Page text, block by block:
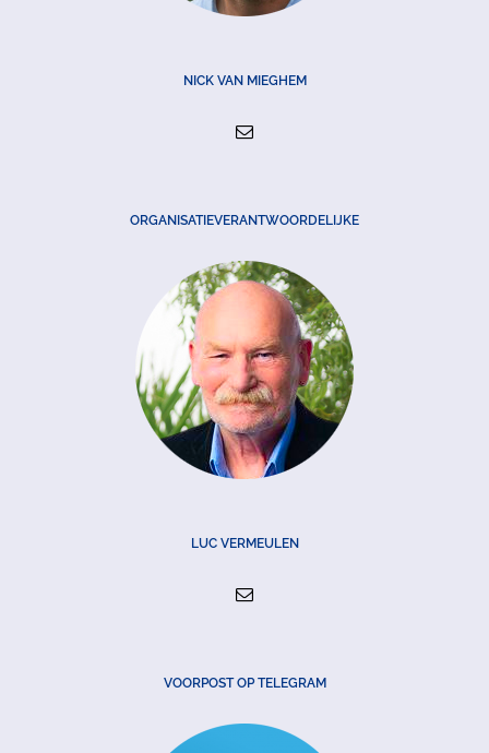
NICK VAN MIEGHEM
ORGANISATIEVERANTWOORDELIJKE
LUC VERMEULEN
VOORPOST OP TELEGRAM